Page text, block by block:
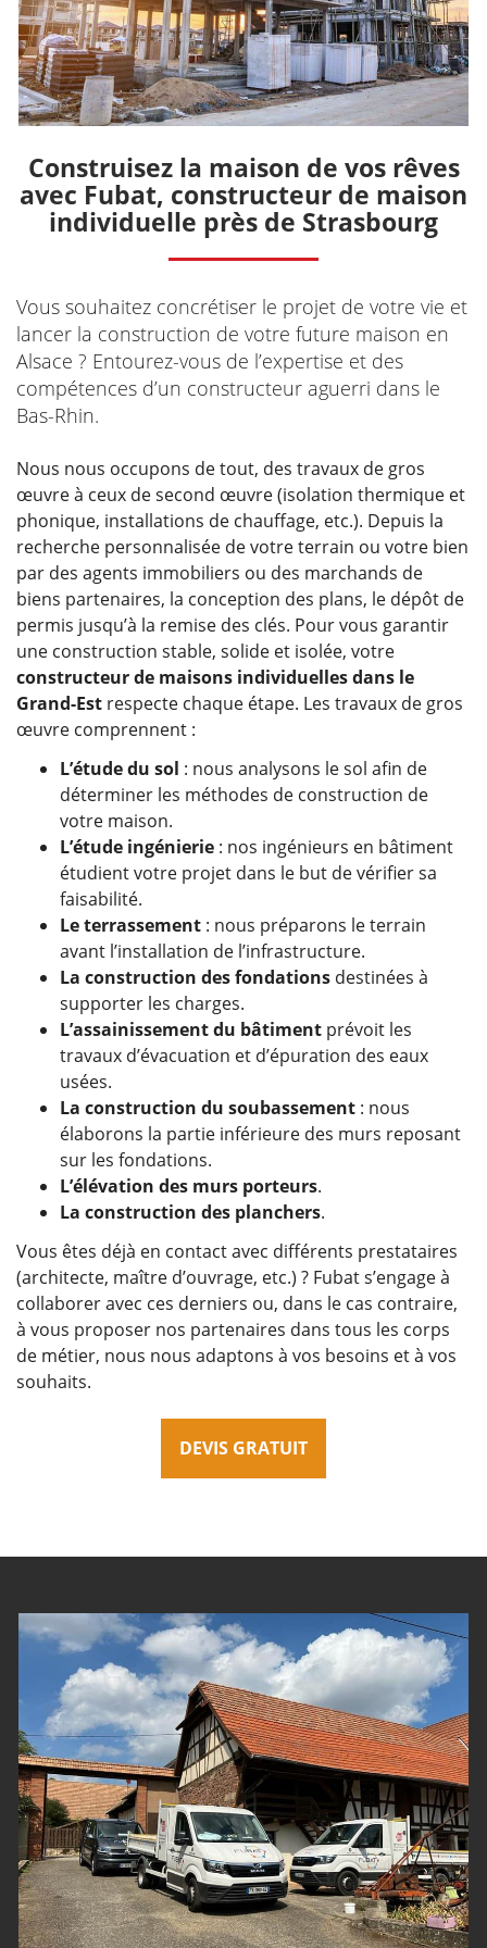
Construisez la maison de vos rêves
avec Fubat, constructeur de maison
individuelle près de Strasbourg
Vous souhaitez concrétiser le projet de votre vie et
lancer la construction de votre future maison en
Alsace ? Entourez-vous de l’expertise et des
compétences d’un constructeur aguerri dans le
Bas-Rhin.
Nous nous occupons de tout, des travaux de gros
œuvre à ceux de second œuvre (isolation thermique et
phonique, installations de chauffage, etc.). Depuis la
recherche personnalisée de votre terrain ou votre bien
par des agents immobiliers ou des marchands de
biens partenaires, la conception des plans, le dépôt de
permis jusqu’à la remise des clés. Pour vous garantir
une construction stable, solide et isolée, votre
constructeur de maisons individuelles dans le
Grand-Est respecte chaque étape. Les travaux de gros
œuvre comprennent :
L’étude du sol : nous analysons le sol afin de
déterminer les méthodes de construction de
votre maison.
L’étude ingénierie : nos ingénieurs en bâtiment
étudient votre projet dans le but de vérifier sa
faisabilité.
Le terrassement : nous préparons le terrain
avant l’installation de l’infrastructure.
La construction des fondations destinées à
supporter les charges.
L’assainissement du bâtiment prévoit les
travaux d’évacuation et d’épuration des eaux
usées.
La construction du soubassement : nous
élaborons la partie inférieure des murs reposant
sur les fondations.
L’élévation des murs porteurs.
La construction des planchers.
Vous êtes déjà en contact avec différents prestataires
(architecte, maître d’ouvrage, etc.) ? Fubat s’engage à
collaborer avec ces derniers ou, dans le cas contraire,
à vous proposer nos partenaires dans tous les corps
de métier, nous nous adaptons à vos besoins et à vos
souhaits.
DEVIS GRATUIT